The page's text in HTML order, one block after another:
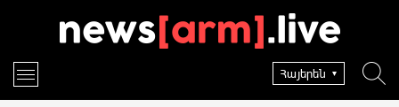
Հայերեն